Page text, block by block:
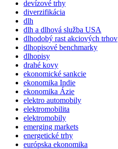
devízové trhy
diverzifikácia
dlh
dlh a dlhová služba USA
dlhodobý rast akciových trhov
dlhopisové benchmarky
dlhopisy
drahé kovy
ekonomické sankcie
ekonomika Indie
ekonomika Ázie
elektro automobily
elektromobilita
elektromobily
emerging markets
energetické trhy
európska ekonomika